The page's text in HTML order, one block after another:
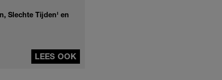
Slechte Tijden' en
LEES OOK